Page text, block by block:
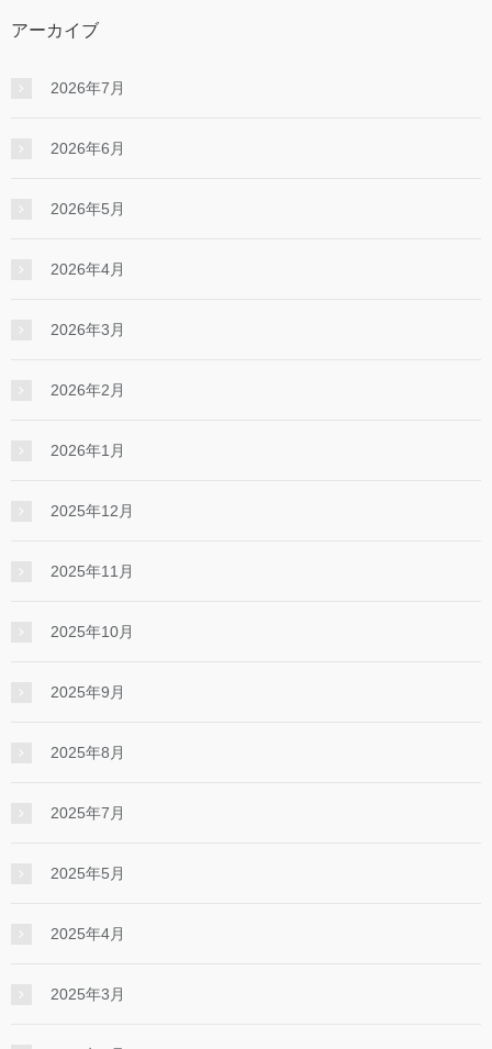
アーカイブ
2026年7月
2026年6月
2026年5月
2026年4月
2026年3月
2026年2月
2026年1月
2025年12月
2025年11月
2025年10月
2025年9月
2025年8月
2025年7月
2025年5月
2025年4月
2025年3月